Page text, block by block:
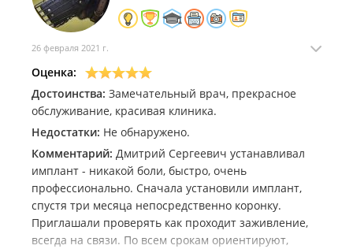
26 февраля 2021 г.
Оценка:
Достоинства: Замечательный врач, прекрасное
обслуживание, красивая клиника.
Недостатки: Не обнаружено.
Комментарий: Дмитрий Сергеевич устанавливал
имплант - никакой боли, быстро, очень
профессионально. Сначала установили имплант,
спустя три месяца непосредственно коронку.
Приглашали проверять как проходит заживление,
всегда на связи. По всем срокам ориентируют,